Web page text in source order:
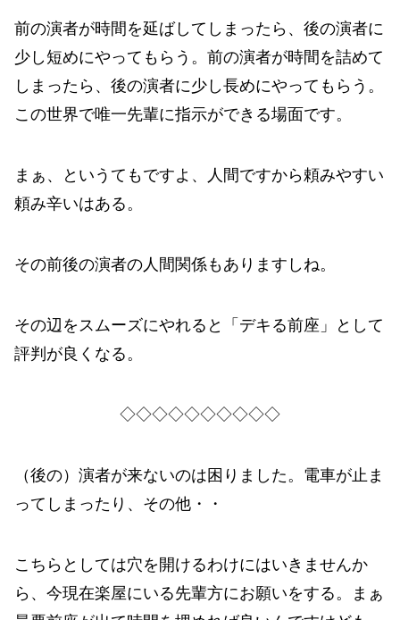
前の演者が時間を延ばしてしまったら、後の演者に
少し短めにやってもらう。前の演者が時間を詰めて
しまったら、後の演者に少し長めにやってもらう。
この世界で唯一先輩に指示ができる場面です。
まぁ、というてもですよ、人間ですから頼みやすい
頼み辛いはある。
その前後の演者の人間関係もありますしね。
その辺をスムーズにやれると「デキる前座」として
評判が良くなる。
◇◇◇◇◇◇◇◇◇◇
（後の）演者が来ないのは困りました。電車が止ま
ってしまったり、その他・・
こちらとしては穴を開けるわけにはいきませんか
ら、今現在楽屋にいる先輩方にお願いをする。まぁ